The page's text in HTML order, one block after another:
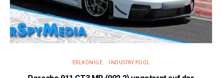
ERLKÖNIGE INDUSTRY POOL